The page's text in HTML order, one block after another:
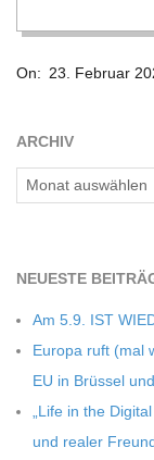
02-
On: 23. Februar
ARCHIV
Archiv
NEU­ESTE
Am 5.9. IST
Europa ruft (mal
EU in Brüs­sel
„Life in the
und rea­ler